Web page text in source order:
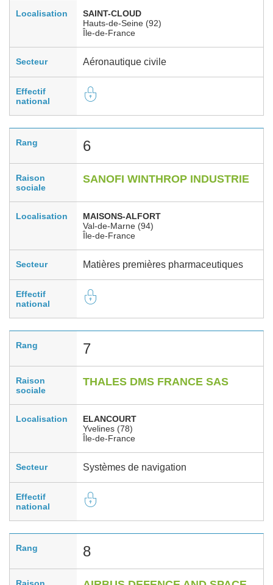
Localisation
SAINT-CLOUD
Hauts-de-Seine (92)
Île-de-France
Secteur Aéronautique civile
Effectif
national
Rang 6
Raison
sociale
SANOFI WINTHROP INDUSTRIE
Localisation
MAISONS-ALFORT
Val-de-Marne (94)
Île-de-France
Secteur Matières premières pharmaceutiques
Effectif
national
Rang 7
Raison
sociale
THALES DMS FRANCE SAS
Localisation
ELANCOURT
Yvelines (78)
Île-de-France
Secteur Systèmes de navigation
Effectif
national
Rang 8
Raison